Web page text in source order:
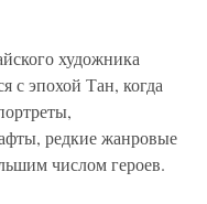
художника
с эпохой Тан, когда
редкие жанровые
числом героев.